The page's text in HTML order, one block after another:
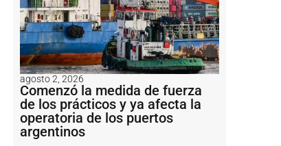
agosto 2, 2026
Comenzó la medida de fuerza
de los prácticos y ya afecta la
operatoria de los puertos
argentinos